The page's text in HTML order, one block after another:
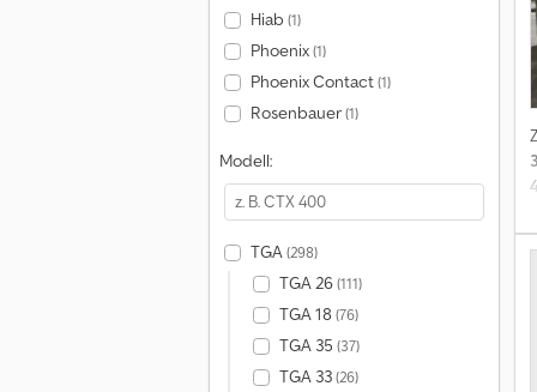
Hiab (1)
Phoenix(1)
Phoenix Contact(1)
Rosenbauer(1)
Modell:
TGA(298)
TGA 26(111)
TGA 18 (76)
TGA 35 (37)
TGA 33(26)